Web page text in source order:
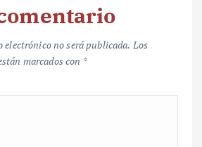
electrónico no será publicada. Los
marcados con *